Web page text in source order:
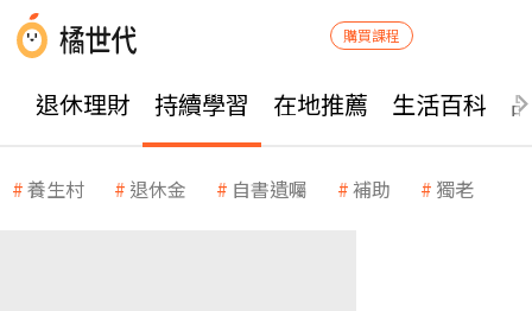
購買課程
退休理財 持續學習 在地推薦 生活百科
養生村 退休金 自書遺囑 補助 獨老